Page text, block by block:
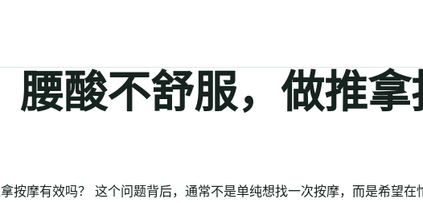
腰酸不舒服，做推
按摩有效吗？ 这个问题背后，通常不是单纯想找一次按摩，而是希望